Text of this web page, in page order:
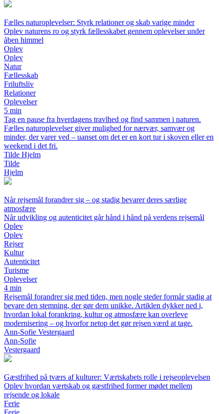
Fælles naturoplevelser: Styrk relationer og skab varige minder
Oplev naturens ro og styrk fællesskabet gennem oplevelser under
åben himmel
Oplev
Oplev
Natur
Fællesskab
Friluftsliv
Relationer
Oplevelser
5 min
Tag en pause fra hverdagens travlhed og find sammen i naturen.
Fælles naturoplevelser giver mulighed for nærvær, samvær og
minder, der varer ved – uanset om det er en kort tur i skoven eller en
weekend i det fri.
Tilde Hjelm
Tilde
Hjelm
Når rejsemål forandrer sig – og stadig bevarer deres særlige
atmosfære
Når udvikling og autenticitet går hånd i hånd på verdens rejsemål
Oplev
Oplev
Rejser
Kultur
Autenticitet
Turisme
Oplevelser
4 min
Rejsemål forandrer sig med tiden, men nogle steder formår stadig at
bevare den stemning, der gør dem unikke. Artiklen dykker ned i,
hvordan lokal forankring, kultur og atmosfære kan overleve
modernisering – og hvorfor netop det gør rejsen værd at tage.
Ann-Sofie Vestergaard
Ann-Sofie
Vestergaard
Gæstfrihed på tværs af kulturer: Værtskabets rolle i rejseoplevelsen
Oplev hvordan værtskab og gæstfrihed former mødet mellem
rejsende og lokale
Ferie